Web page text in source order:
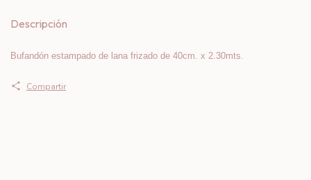
Descripción
Bufandón estampado de lana frizado de 40cm. x 2.30mts.
Compartir